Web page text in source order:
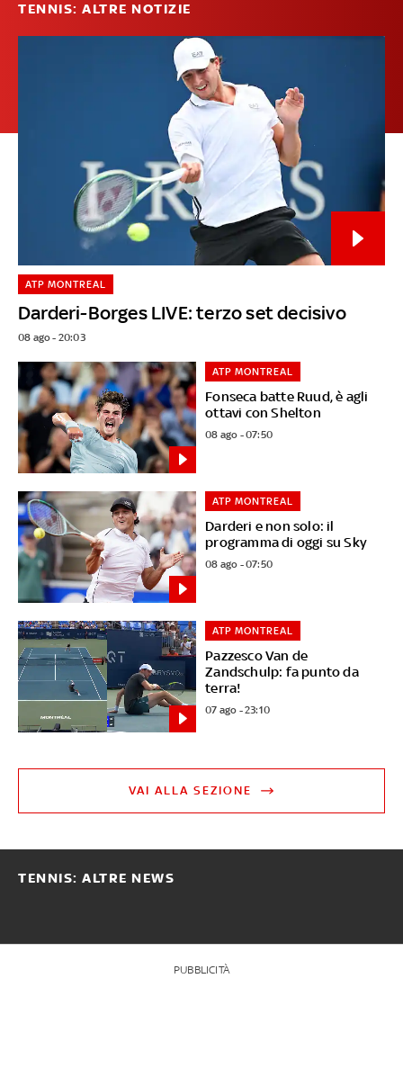
TENNIS: ALTRE NOTIZIE
Darderi-Borges LIVE: terzo set decisivo
ATP MONTREAL
08 ago - 20:03
Fonseca batte Ruud, è agli
ottavi con Shelton
ATP MONTREAL
08 ago - 07:50
Darderi e non solo: il
programma di oggi su Sky
ATP MONTREAL
08 ago - 07:50
Pazzesco Van de
Zandschulp: fa punto da
terra!
ATP MONTREAL
07 ago - 23:10
VAI ALLA SEZIONE
TENNIS: ALTRE NEWS
PUBBLICITÀ